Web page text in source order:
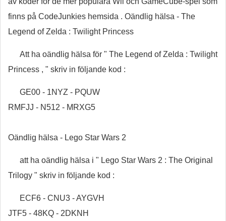
finns på CodeJunkies hemsida . Oändlig hälsa - The
Legend of Zelda : Twilight Princess
Att ha oändlig hälsa för " The Legend of Zelda : Twilight
Princess , " skriv in följande kod :
GE00 - 1NYZ - PQUW
RMFJJ - N512 - MRXG5
Oändlig hälsa - Lego Star Wars 2
att ha oändlig hälsa i " Lego Star Wars 2 : The Original
Trilogy " skriv in följande kod :
ECF6 - CNU3 - AYGVH
JTF5 - 48KQ - 2DKNH